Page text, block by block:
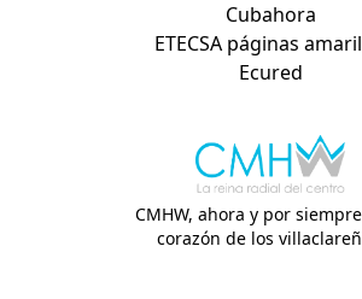
CMHW, ahora y por
corazón de los
Cubahora
ETECSA páginas
Ecured